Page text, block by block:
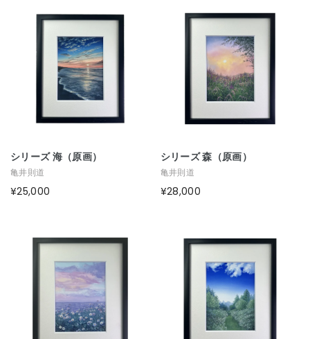
シリーズ 海（原画）
亀井則道
¥25,000
シリーズ 森（原画）
亀井則道
¥28,000